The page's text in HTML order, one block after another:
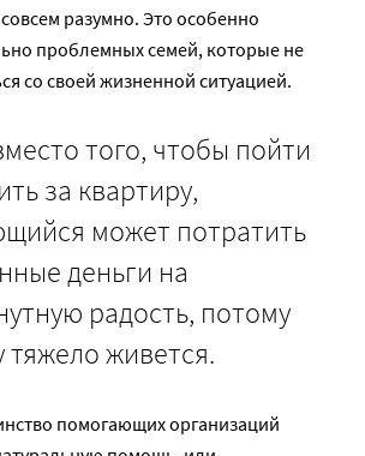
разумно. Это особенно
проблемных семей, которые не
со своей жизненной ситуацией.
того, чтобы пойти
за квартиру,
может потратить
деньги на
радость, потому
тяжело живется.
помогающих организаций